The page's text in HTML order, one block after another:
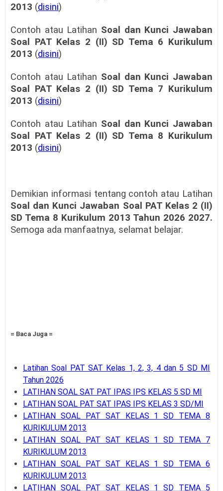
2013 (disini)
Contoh atau Latihan Soal dan Kunci Jawaban
Soal PAT Kelas 2 (II) SD Tema 6 Kurikulum
2013 (disini)
Contoh atau Latihan Soal dan Kunci Jawaban
Soal PAT Kelas 2 (II) SD Tema 7 Kurikulum
2013 (disini)
Contoh atau Latihan Soal dan Kunci Jawaban
Soal PAT Kelas 2 (II) SD Tema 8 Kurikulum
2013 (disini)
Demikian informasi tentang contoh atau Latihan
Soal dan Kunci Jawaban Soal PAT Kelas 2 (II)
SD Tema 8 Kurikulum 2013 Tahun 2026 2027.
Semoga ada manfaatnya, selamat belajar.
= Baca Juga =
Latihan Soal PAT SAT Kelas 1, 2, 3, 4 dan 5 SD MI
Tahun 2026
LATIHAN SOAL SAT PAT IPAS IPS KELAS 5 SD MI
LATIHAN SOAL PAT SAT IPAS IPS KELAS 3 SD/MI
LATIHAN SOAL PAT SAT KELAS 1 SD TEMA 8
KURIKULUM 2013
LATIHAN SOAL PAT SAT KELAS 1 SD TEMA 7
KURIKULUM 2013
LATIHAN SOAL PAT SAT KELAS 1 SD TEMA 6
KURIKULUM 2013
LATIHAN SOAL PAT SAT KELAS 1 SD TEMA 5